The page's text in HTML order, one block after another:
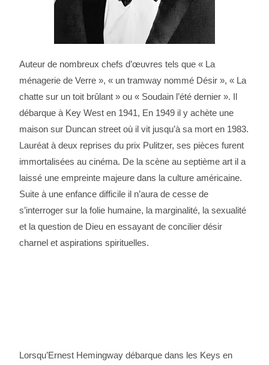
Auteur de nombreux chefs d’œuvres tels que « La
ménagerie de Verre », « un tramway nommé Désir », « La
chatte sur un toit brûlant » ou « Soudain l’été dernier ». Il
débarque à Key West en 1941, En 1949 il y achète une
maison sur Duncan street où il vit jusqu’à sa mort en 1983.
Lauréat à deux reprises du prix Pulitzer, ses pièces furent
immortalisées au cinéma. De la scène au septième art il a
laissé une empreinte majeure dans la culture américaine.
Suite à une enfance difficile il n’aura de cesse de
s’interroger sur la folie humaine, la marginalité, la sexualité
et la question de Dieu en essayant de concilier désir
charnel et aspirations spirituelles.
Lorsqu’Ernest Hemingway débarque dans les Keys en